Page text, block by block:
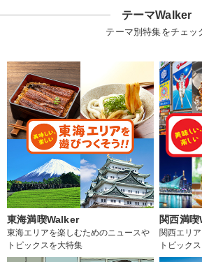
テーマWalker
テーマ別特集をチェッ
東海満喫Walker
東海エリアを楽しむためのニュースや
トピックスを大特集
関西満
関西エリ
トピック